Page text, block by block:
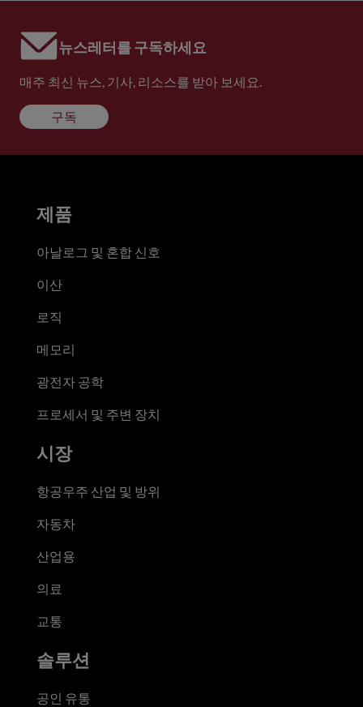
뉴스레터를 구독하세요
매주 최신 뉴스, 기사, 리소스를 받아 보세요.
구독
제품
아날로그 및 혼합 신호
이산
로직
메모리
광전자 공학
프로세서 및 주변 장치
시장
항공우주 산업 및 방위
자동차
산업용
의료
교통
솔루션
공인 유통